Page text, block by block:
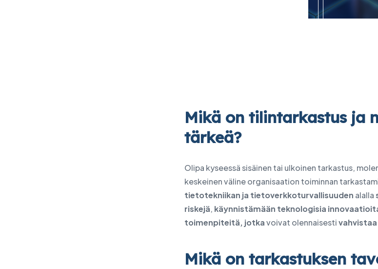
Mikä on tilintarkastus ja
tärkeä?
Olipa kyseessä sisäinen tai ulkoinen tarkastus,
keskeinen väline organisaation toiminnan
tietotekniikan ja tietoverkkoturvallisuuden alalla
riskejä, käynnistämään teknologisia
toimenpiteitä, jotkavoivat olennaisesti
Mikä on tarkastuksen